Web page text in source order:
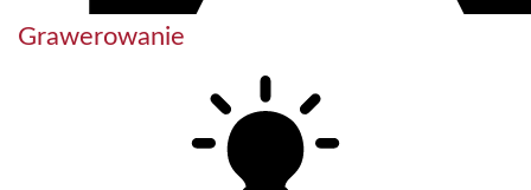
Grawerowanie